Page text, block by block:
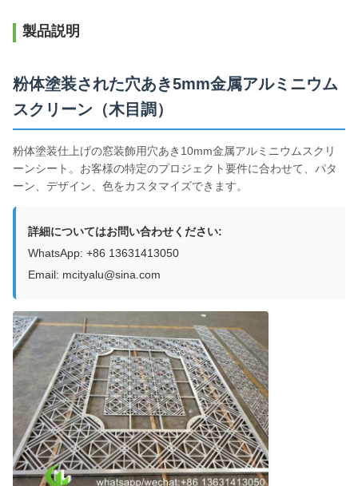
製品説明
粉体塗装された穴あき5mm金属アルミニウム
スクリーン（木目調）
粉体塗装仕上げの窓装飾用穴あき10mm金属アルミニウムスクリ
ーンシート。お客様の特定のプロジェクト要件に合わせて、パタ
ーン、デザイン、色をカスタマイズできます。
詳細についてはお問い合わせください:
WhatsApp: +86 13631413050
Email: mcityalu@sina.com